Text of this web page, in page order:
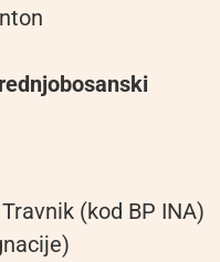
(kod BP INA)